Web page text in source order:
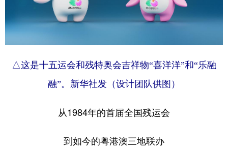
△这是十五运会和残特奥会吉祥物“喜洋洋”和“乐融
融”。新华社发（设计团队供图）
从1984年的首届全国残运会
到如今的粤港澳三地联办